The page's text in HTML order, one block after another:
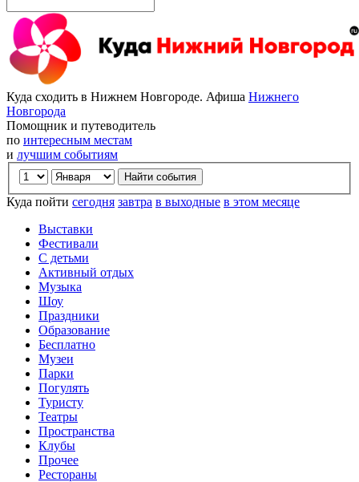
Куда сходить в Нижнем Новгороде. Афиша Нижнего
Новгорода
Помощник и путеводитель
по интересным местам
и лучшим событиям
Куда пойти сегодня завтра в выходные в этом месяце
Выставки
Фестивали
С детьми
Активный отдых
Музыка
Шоу
Праздники
Образование
Бесплатно
Музеи
Парки
Погулять
Туристу
Театры
Пространства
Клубы
Прочее
Рестораны